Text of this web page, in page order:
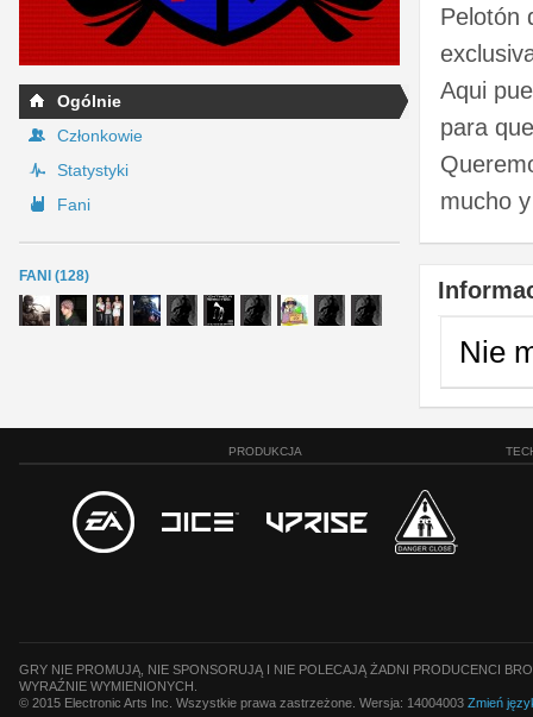
Ogólnie
Członkowie
Statystyki
Fani
FANI (128)
Pelotón
Aqui
para
mucho
Nie
PRODUKCJA
GRY NIE PROMUJĄ, NIE SPONSORUJĄ I NIE POLECAJĄ ŻADNI PRODUCENCI
WYRAŹNIE WYMIENIONYCH.
© 2015 Electronic Arts Inc. Wszystkie prawa zastrzeżone. Wersja: 14004003 Zmień